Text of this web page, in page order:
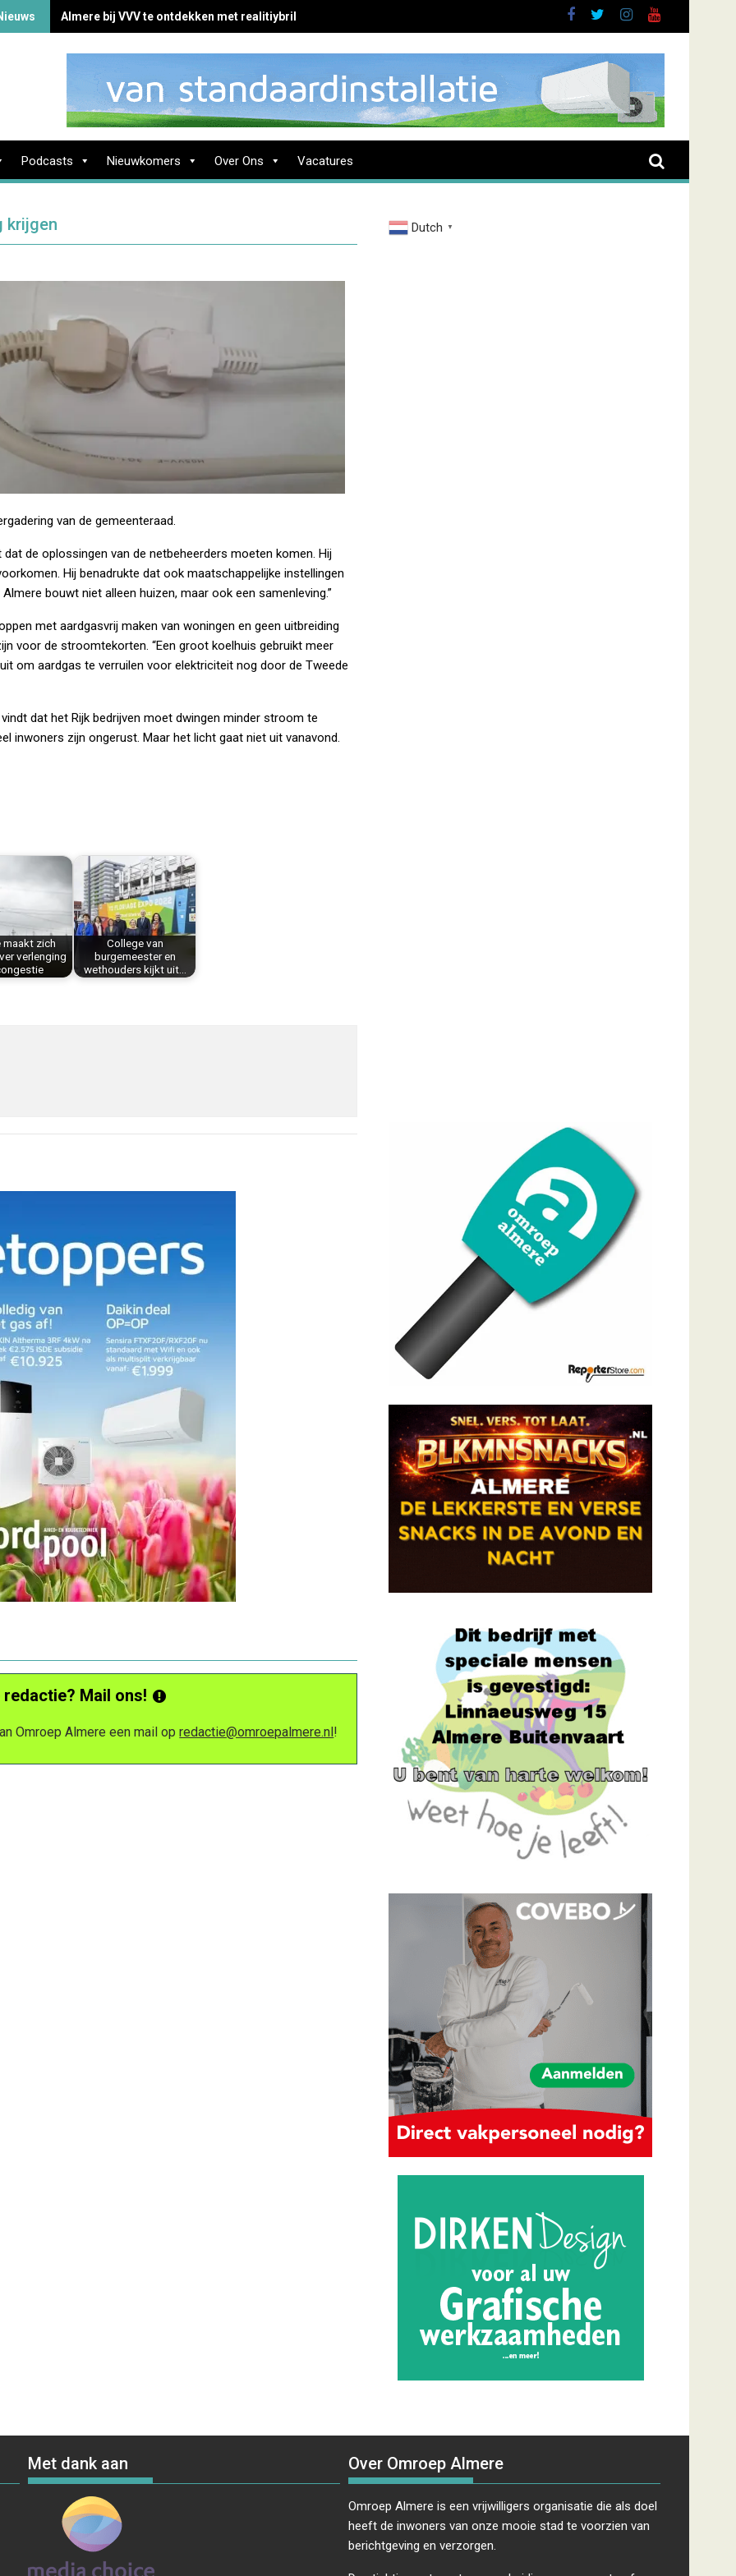
Almere bij VVV te ontdekken met realitiybril
Podcasts Nieuwkomers Over Ons Vacatures
krijgen
van de gemeenteraad.
de oplossingen van de netbeheerders moeten komen. Hij
Hij benadrukte dat ook maatschappelijke instellingen
bouwt niet alleen huizen, maar ook een samenleving.”
met aardgasvrij maken van woningen en geen uitbreiding
voor de stroomtekorten. “Een groot koelhuis gebruikt meer
om aardgas te verruilen voor elektriciteit nog door de Tweede
dat het Rijk bedrijven moet dwingen minder stroom te
inwoners zijn ongerust. Maar het licht gaat niet uit vanavond.
maakt zich
verlenging
College van
burgemeester en
wethouders kijkt uit…
Mail ons!
Omroep Almere een mail opredactie@omroepalmere.nl!
Dutch ▼
Met dank aan Over Omroep Almere
Omroep Almere is een vrijwilligers organisatie die als doel
heeft de inwoners van onze mooie stad te voorzien van
berichtgeving en verzorgen.